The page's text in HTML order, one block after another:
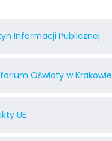
Informacji Publicznej
Oświaty w Krakowie
UE